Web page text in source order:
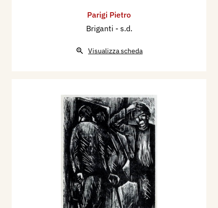
Parigi Pietro
Briganti - s.d.
Visualizza scheda